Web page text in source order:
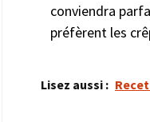
conviendra
préfèrent les
Lisez aussi :